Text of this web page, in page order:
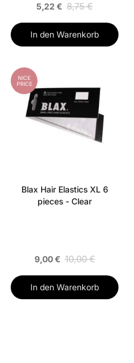
5,22 € 8,75 €
In den Warenkorb
NICE
PRICE
Blax Hair Elastics XL 6
pieces - Clear
9,00 € 10,00 €
In den Warenkorb